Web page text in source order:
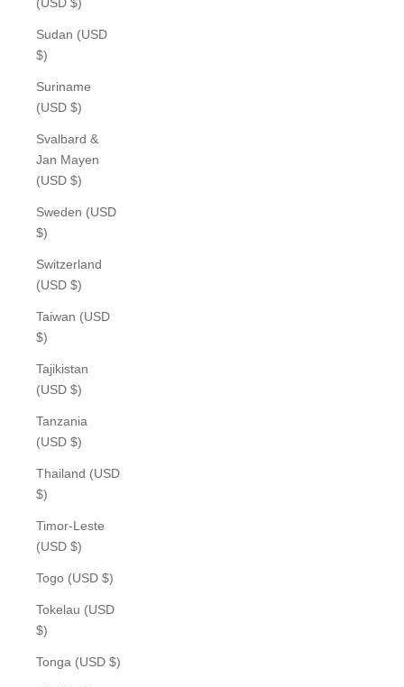
Sudan (USD
$)
Suriname
(USD $)
Svalbard &
Jan Mayen
(USD $)
Sweden (USD
$)
Switzerland
(USD $)
Taiwan (USD
$)
Tajikistan
(USD $)
Tanzania
(USD $)
Thailand (USD
$)
Timor-Leste
(USD $)
Togo (USD $)
Tokelau (USD
$)
Tonga (USD $)